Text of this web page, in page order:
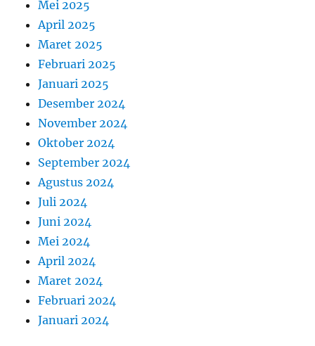
Mei 2025
April 2025
Maret 2025
Februari 2025
Januari 2025
Desember 2024
November 2024
Oktober 2024
September 2024
Agustus 2024
Juli 2024
Juni 2024
Mei 2024
April 2024
Maret 2024
Februari 2024
Januari 2024